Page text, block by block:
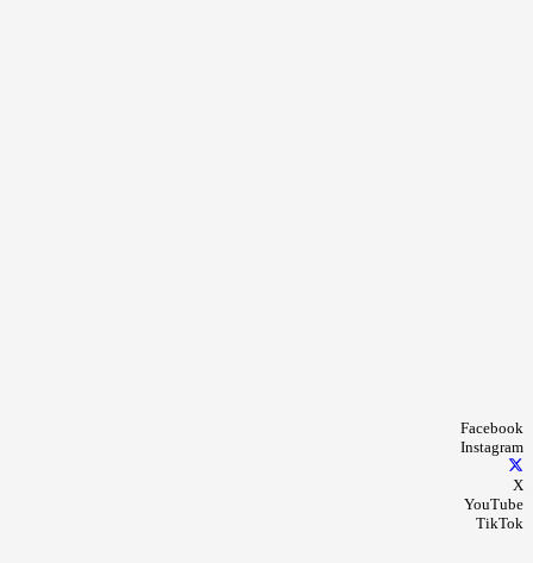
Facebook
Instagram
X
YouTube
TikTok